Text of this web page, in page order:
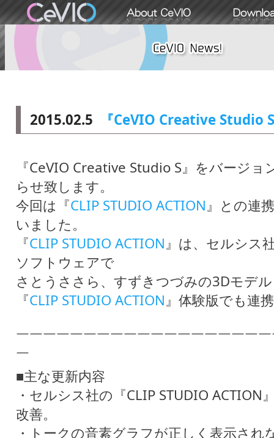
2015.02.5 『CeVIO Creative Studio
『CeVIO Creative Studio S』をバージ
らせ致します。
今回は『CLIP STUDIO ACTION』との連
いました。
『CLIP STUDIO ACTION』は、セルシス
ソフトウェアで
さとうささら、すずきつづみの3Dモデ
『CLIP STUDIO ACTION』体験版でも連
￣￣￣￣￣￣￣￣￣￣￣￣￣￣￣￣￣￣
￣
■主な更新内容
・セルシス社の『CLIP STUDIO ACTION
改善。
・トークの音素グラフが正しく表示さ